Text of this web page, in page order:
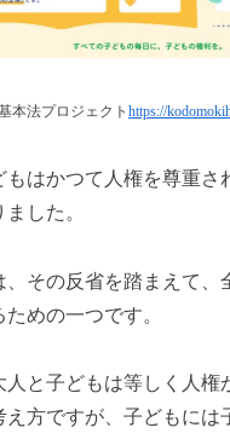
本法プロジェクト https://
もはかつて人権を尊重さ
した。
、その反省を踏まえて、
めの一つです。
人と子どもは等しく人権
え方ですが、子どもには